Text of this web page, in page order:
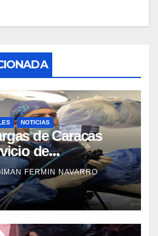
NOTICIAS
de Caracas
de
para
de pacientes
FERMIN NAVARRO